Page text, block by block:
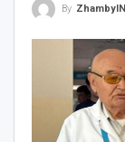
By